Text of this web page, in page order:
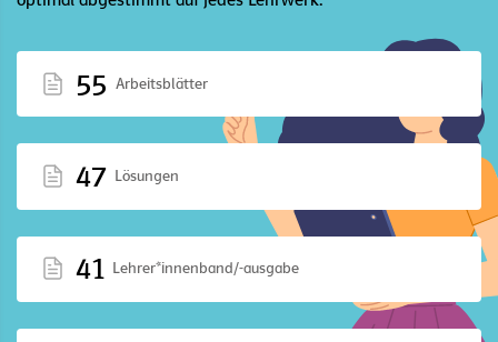
55 Arbeitsblätter
47 Lösungen
41 Lehrer*innenband/-ausgabe